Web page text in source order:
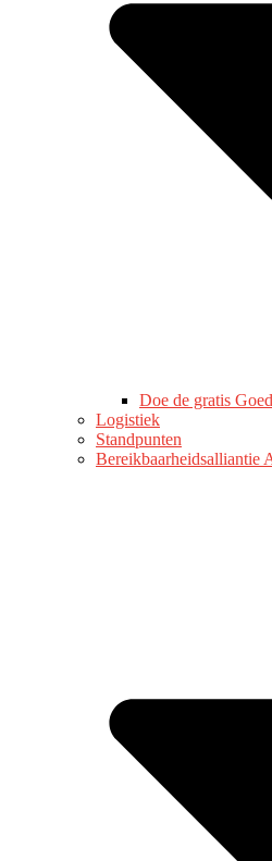
Doe de gratis
Logistiek
Standpunten
Bereikbaarheidsalliantie